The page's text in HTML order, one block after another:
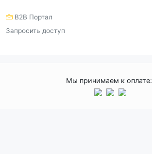
B2B Портал
Запросить доступ
Мы принимаем к оплате: